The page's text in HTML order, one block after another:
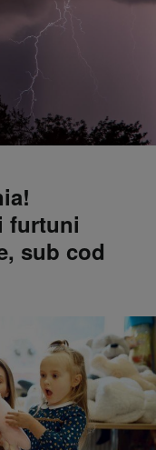
furtuni
sub cod